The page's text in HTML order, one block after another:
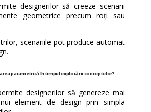
designerilor să creeze scenarii
geometrice precum roți sau
scenariile pot produce automat
parametrică în timpul explorării conceptelor?
designerilor să genereze mai
element de design prin simpla